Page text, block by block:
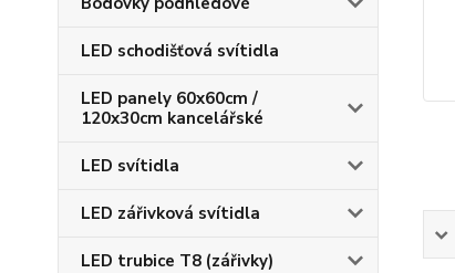
LED schodišťová svítidla
LED panely 60x60cm /
120x30cm kancelářské
LED svítidla
LED zářivková svítidla
LED trubice T8 (zářivky)